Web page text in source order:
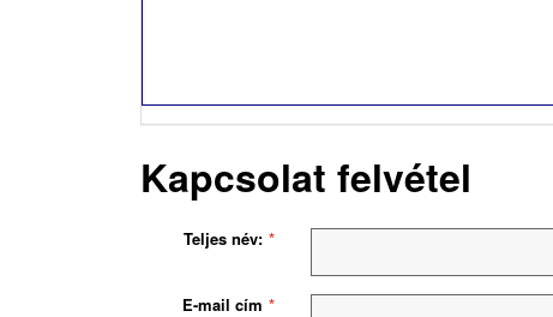
Kapcsolat felvétel
Teljes név:
E-mail cím